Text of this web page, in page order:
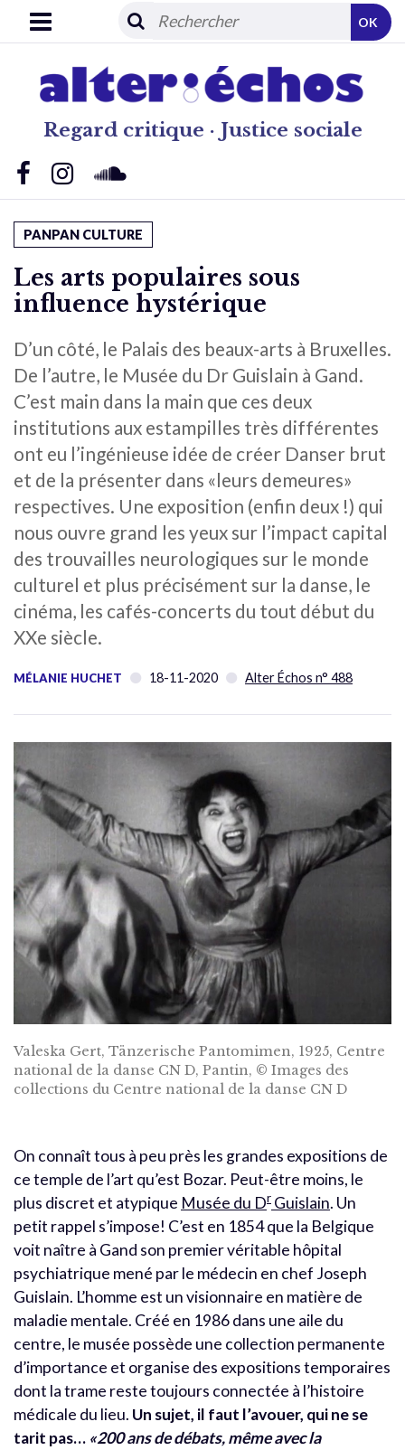
Regard critique · Justice sociale
OK
PANPAN CULTURE
Les arts populaires sous
influence hystérique
D’un côté, le Palais des beaux-arts à Bruxelles.
De l’autre, le Musée du Dr Guislain à Gand.
C’est main dans la main que ces deux
institutions aux estampilles très différentes
ont eu l’ingénieuse idée de créer Danser brut
et de la présenter dans «leurs demeures»
respectives. Une exposition (enfin deux !) qui
nous ouvre grand les yeux sur l’impact capital
des trouvailles neurologiques sur le monde
culturel et plus précisément sur la danse, le
cinéma, les cafés-concerts du tout début du
XXe siècle.
MÉLANIE HUCHET 18-11-2020 Alter Échos n° 488
Valeska Gert, Tänzerische Pantomimen, 1925, Centre
national de la danse CN D, Pantin, © Images des
collections du Centre national de la danse CN D
On connaît tous à peu près les grandes expositions de
ce temple de l’art qu’est Bozar. Peut-être moins, le
plus discret et atypique Musée du Dr Guislain. Un
petit rappel s’impose! C’est en 1854 que la Belgique
voit naître à Gand son premier véritable hôpital
psychiatrique mené par le médecin en chef Joseph
Guislain. L’homme est un visionnaire en matière de
maladie mentale. Créé en 1986 dans une aile du
centre, le musée possède une collection permanente
d’importance et organise des expositions temporaires
dont la trame reste toujours connectée à l’histoire
médicale du lieu. Un sujet, il faut l’avouer, qui ne se
tarit pas… «200 ans de débats, même avec la